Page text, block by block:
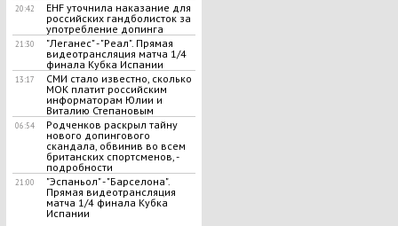
20:42
EHF уточнила наказание для
российских гандболисток за
употребление допинга
21:30
"Леганес" - "Реал". Прямая
видеотрансляция матча 1/4
финала Кубка Испании
13:17
​СМИ стало известно, сколько
МОК платит российским
информаторам Юлии и
Виталию Степановым
06:54
Родченков раскрыл тайну
нового допингового
скандала, обвинив во всем
британских спортсменов, -
подробности
21:00
"Эспаньол" - "Барселона".
Прямая видеотрансляция
матча 1/4 финала Кубка
Испании